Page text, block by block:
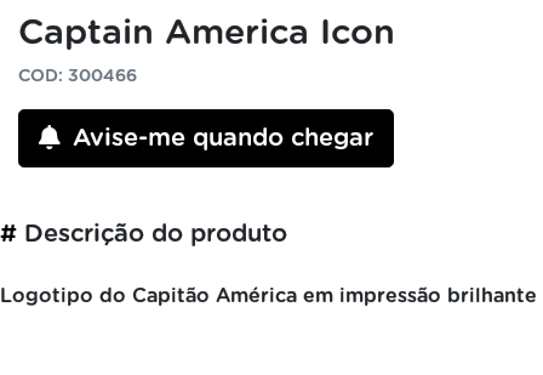
Captain America Icon
COD: 300466
Avise-me quando chegar
# Descrição do produto
Logotipo do Capitão América em impressão brilhante